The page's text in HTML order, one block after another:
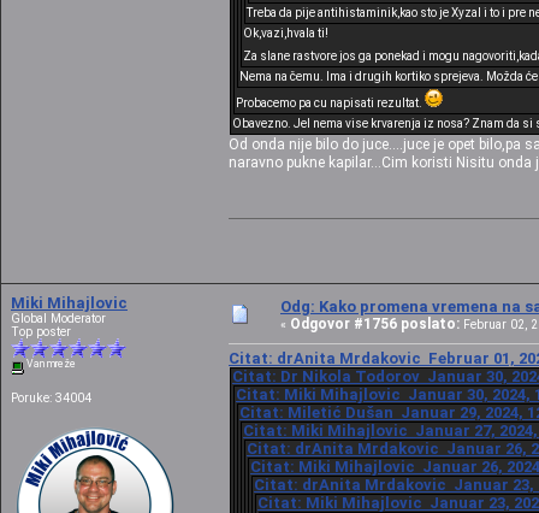
Treba da pije antihistaminik,kao sto je Xyzal i to i pre
Ok,vazi,hvala ti!
Za slane rastvore jos ga ponekad i mogu
Nema na čemu. Ima i drugih kortiko sprejeva. Možda
Probacemo pa cu napisati rezultat.
Obavezno. Jel nema vise krvarenja iz nosa? Znam da si
Od onda nije bilo do juce....juce je opet bilo,pa
naravno pukne kapilar...Cim koristi Nisitu onda
Miki Mihajlovic
Global Moderator
Top poster
Van mreže
Poruke: 34004
Odg: Kako promena vremena na
« Odgovor #1756 poslato: Februar 02,
Citat: drAnita Mrdakovic Februar 01,
Citat: Dr Nikola Todorov Januar 30,
Citat: Miki Mihajlovic Januar 30, 2024,
Citat: Miletić Dušan Januar 29, 2024,
Citat: Miki Mihajlovic Januar 27, 2024,
Citat: drAnita Mrdakovic Januar 26,
Citat: Miki Mihajlovic Januar 26,
Citat: drAnita Mrdakovic Januar 23,
Citat: Miki Mihajlovic Januar 23,